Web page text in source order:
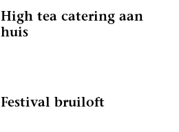
High tea catering aan
huis
Festival bruiloft